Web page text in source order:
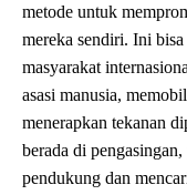
metode untuk
mereka sendiri. Ini
masyarakat
asasi manusia,
menerapkan tekanan
berada di
pendukung dan